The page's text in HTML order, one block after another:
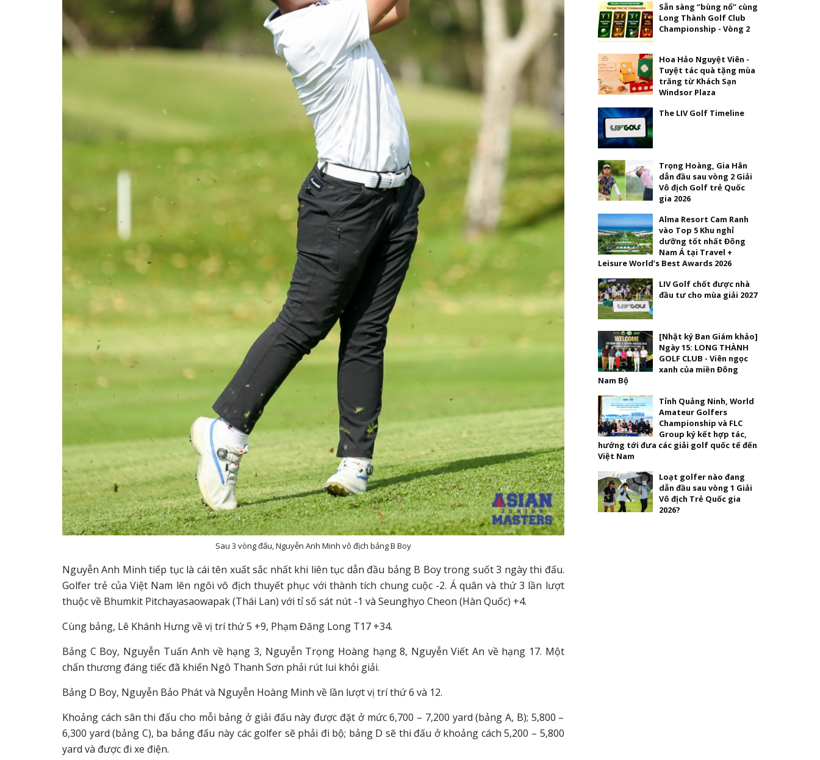
Sau 3 vòng đấu, Nguyễn Anh Minh vô địch bảng B Boy
Nguyễn Anh Minh tiếp tục là cái tên xuất sắc nhất khi liên tục dẫn đầu bảng B Boy trong suốt 3 ngày thi đấu.
Golfer trẻ của Việt Nam lên ngôi vô địch thuyết phục với thành tích chung cuộc -2. Á quân và thứ 3 lần lượt
thuộc về Bhumkit Pitchayasaowapak (Thái Lan) với tỉ số sát nút -1 và Seunghyo Cheon (Hàn Quốc) +4.
Cùng bảng, Lê Khánh Hưng về vị trí thứ 5 +9, Phạm Đăng Long T17 +34.
Bảng C Boy, Nguyễn Tuấn Anh về hạng 3, Nguyễn Trọng Hoàng hạng 8, Nguyễn Viết An về hạng 17. Một
chấn thương đáng tiếc đã khiến Ngô Thanh Sơn phải rút lui khỏi giải.
Bảng D Boy, Nguyễn Bảo Phát và Nguyễn Hoàng Minh về lần lượt vị trí thứ 6 và 12.
Khoảng cách sân thi đấu cho mỗi bảng ở giải đấu này được đặt ở mức 6,700 – 7,200 yard (bảng A, B); 5,800 –
6,300 yard (bảng C), ba bảng đấu này các golfer sẽ phải đi bộ; bảng D sẽ thi đấu ở khoảng cách 5,200 – 5,800
yard và được đi xe điện.
Sẵn sàng “bùng nổ” cùng
Long Thành Golf Club
Championship - Vòng 2
Hoa Hảo Nguyệt Viên -
Tuyệt tác quà tặng mùa
trăng từ Khách Sạn
Windsor Plaza
The LIV Golf Timeline
Trọng Hoàng, Gia Hân
dẫn đầu sau vòng 2 Giải
Vô địch Golf trẻ Quốc
gia 2026
Alma Resort Cam Ranh
vào Top 5 Khu nghỉ
dưỡng tốt nhất Đông
Nam Á tại Travel +
Leisure World’s Best Awards 2026
LIV Golf chốt được nhà
đầu tư cho mùa giải 2027
[Nhật ký Ban Giám khảo]
Ngày 15: LONG THÀNH
GOLF CLUB - Viên ngọc
xanh của miền Đông
Nam Bộ
Tỉnh Quảng Ninh, World
Amateur Golfers
Championship và FLC
Group ký kết hợp tác,
hướng tới đưa các giải golf quốc tế đến
Việt Nam
Loạt golfer nào đang
dẫn đầu sau vòng 1 Giải
Vô địch Trẻ Quốc gia
2026?